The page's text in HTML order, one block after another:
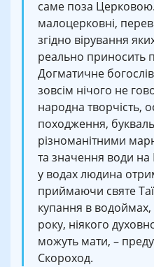
саме поза
малоцерковні,
згідно вірування
реально приносить
Догматичне
зовсім нічого не
народна творчість,
походження,
різноманітними
та значення води
у водах людина
приймаючи святе
купання в
року, ніякого
можуть мати, –
Скороход.